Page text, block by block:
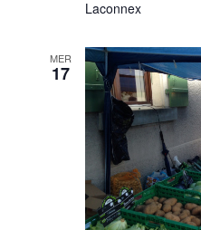
Laconnex
MER
17